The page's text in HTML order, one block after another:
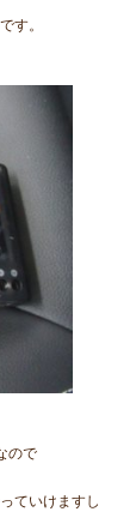
す。
ので
ていけますし